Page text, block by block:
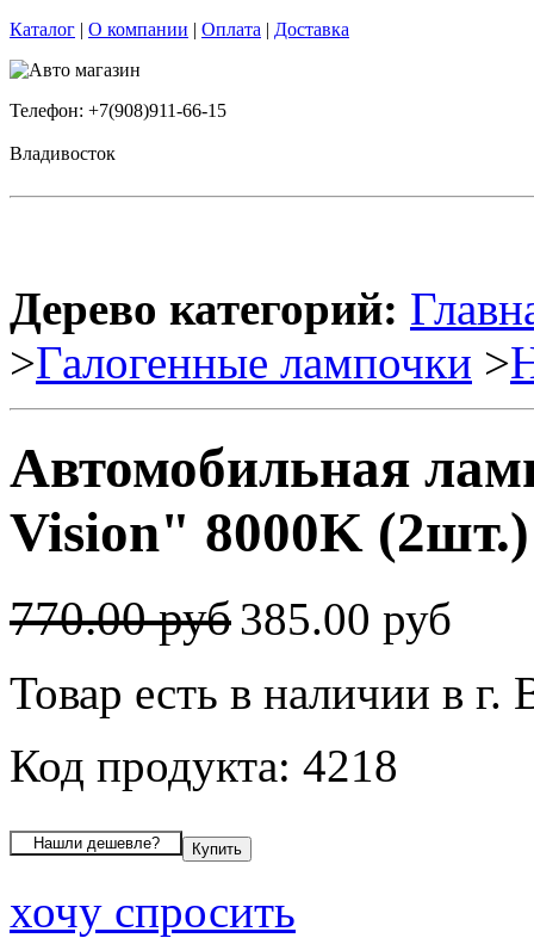
Каталог | О компании | Оплата | Доставка
Телефон: +7(908)911-66-15
Владивосток
Дерево категорий:
>Галогенные лампочки >
Автомобильная
Vision" 8000K (2шт.)
770.00 руб385.00 руб
Товар есть в наличии в г.
Код продукта: 4218
хочу спросить